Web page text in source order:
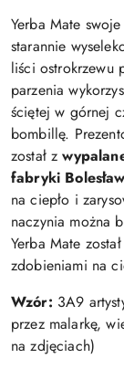
Yerba Mate
starannie
liści ostrokrzewu
parzenia
ściętej w górnej
bombillę.
został z
fabryki
na ciepło i
naczynia można
Yerba Mate
zdobieniami na
Wzór: 3A9
przez malarkę,
na zdjęciach)